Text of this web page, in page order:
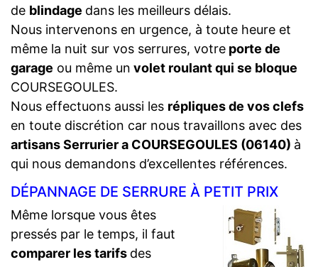
de blindage dans les meilleurs délais.
Nous intervenons en urgence, à toute heure et
même la nuit sur vos serrures, votre porte de
garage ou même un volet roulant qui se bloque
COURSEGOULES.
Nous effectuons aussi les répliques de vos clefs
en toute discrétion car nous travaillons avec des
artisans Serrurier a COURSEGOULES (06140) à
qui nous demandons d’excellentes références.
DÉPANNAGE DE SERRURE À PETIT PRIX
Même lorsque vous êtes
pressés par le temps, il faut
comparer les tarifs des